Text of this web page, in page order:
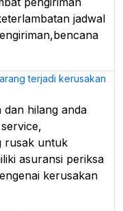
jadwal
terjadi kerusakan
hilang anda
rusak untuk
asuransi periksa
kerusakan